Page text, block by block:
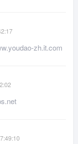
zh.it.com